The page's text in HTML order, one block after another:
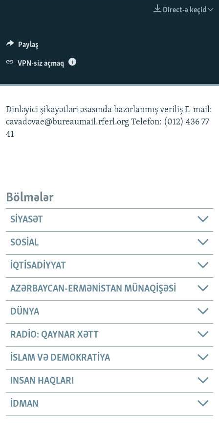
İZ - MƏDƏNIYYƏT PROQRAMI
MATERIALLARIMIZDAN ISTIFADƏ
AZADLIQRADIOSU MOBIL TELEFONUNUZDA
RFE/RL-in bütün saytları
Direct-ə keçid
Paylaş
VPN-siz açmaq
Dinləyici şikayətləri əsasında hazırlanmış veriliş E-mail:
cavadovae@bureaumail.rferl.org Telefon: (012) 436 77
41
Bölmələr
SIYASƏT
SOSIAL
İQTISADIYYAT
AZƏRBAYCAN-ERMƏNISTAN MÜNAQIŞƏSI
DÜNYA
RADIO: QAYNAR XƏTT
İSLAM VƏ DEMOKRATIYA
INSAN HAQLARI
İDMAN